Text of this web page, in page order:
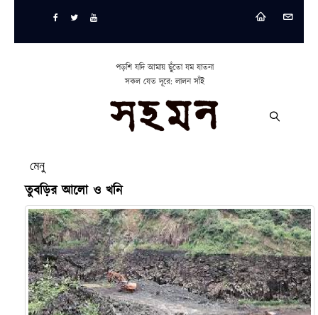
পড়শি যদি আমায় ছুঁতো যম যাতনা
সকল যেত দূরে: লালন সাঁই
মেনু
তুবড়ির আলো ও খনি